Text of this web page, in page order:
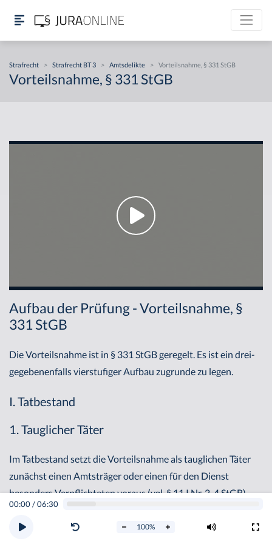
Strafrecht > Strafrecht BT 3 > Amtsdelikte > Vorteilsnahme, § 331 StGB
Vorteilsnahme, § 331 StGB
00:00/06:30
100%
Aufbau der Prüfung - Vorteilsnahme, §
331 StGB
Die Vorteilsnahme ist in § 331 StGB geregelt. Es ist ein drei-
gegebenenfalls vierstufiger Aufbau zugrunde zu legen.
I. Tatbestand
1. Tauglicher Täter
Im Tatbestand setzt die Vorteilsnahme als tauglichen Täter
zunächst einen Amtsträger oder einen für den Dienst
besonders Verpflichteten voraus (vgl. § 11 I Nr. 2, 4 StGB).
a) Amtsträger, § 11 I Nr. 2 StGB